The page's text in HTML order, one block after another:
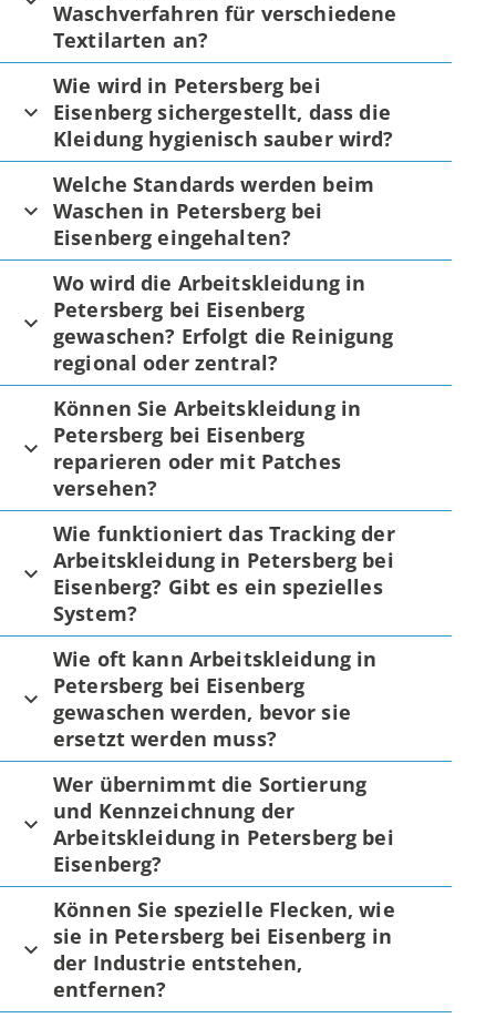
Waschverfahren für verschiedene
Textilarten an?
Wie wird in Petersberg bei
Eisenberg sichergestellt, dass die
Kleidung hygienisch sauber wird?
Welche Standards werden beim
Waschen in Petersberg bei
Eisenberg eingehalten?
Wo wird die Arbeitskleidung in
Petersberg bei Eisenberg
gewaschen? Erfolgt die Reinigung
regional oder zentral?
Können Sie Arbeitskleidung in
Petersberg bei Eisenberg
reparieren oder mit Patches
versehen?
Wie funktioniert das Tracking der
Arbeitskleidung in Petersberg bei
Eisenberg? Gibt es ein spezielles
System?
Wie oft kann Arbeitskleidung in
Petersberg bei Eisenberg
gewaschen werden, bevor sie
ersetzt werden muss?
Wer übernimmt die Sortierung
und Kennzeichnung der
Arbeitskleidung in Petersberg bei
Eisenberg?
Können Sie spezielle Flecken, wie
sie in Petersberg bei Eisenberg in
der Industrie entstehen,
entfernen?